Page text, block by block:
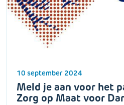
10 september 2024
Meld je aan voor het
Zorg op Maat voor